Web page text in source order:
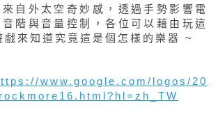
使這個電子樂器日後廣為流傳的人
自外太空奇妙感，透過手勢影響電
階與音量控制，各位可以藉由玩這
www.google.com/logos/20